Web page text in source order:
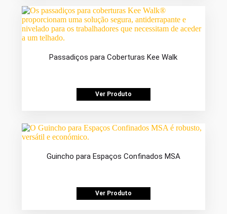
Passadiços para Coberturas Kee Walk
Ver Produto
Guincho para Espaços Confinados MSA
Ver Produto